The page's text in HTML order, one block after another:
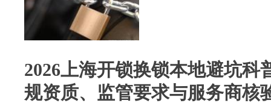
2026上海开锁换锁本地避坑科
规资质、监管要求与服务商核